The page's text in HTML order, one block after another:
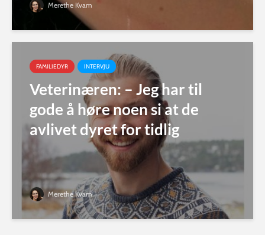
Merethe Kvam
FAMILIEDYR INTERVJU
Veterinæren: – Jeg har til
gode å høre noen si at de
avlivet dyret for tidlig
Merethe Kvam